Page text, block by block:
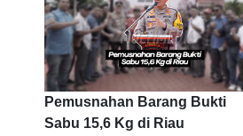
Pemusnahan Barang Bukti
Sabu 15,6 Kg di Riau